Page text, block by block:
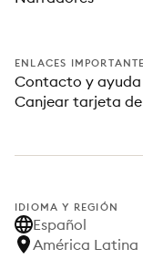
ENLACES
Contacto y ayuda
Canjear tarjeta
IDIOMA Y REGIÓN
Español
América Latina